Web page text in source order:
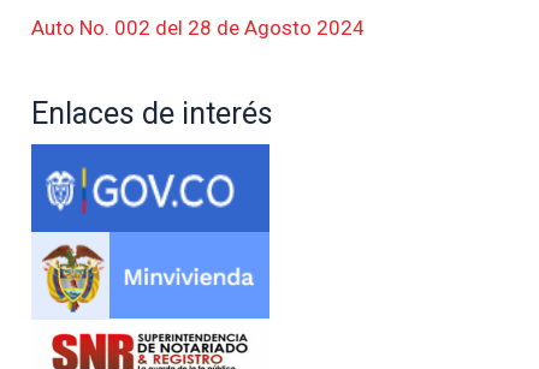
Auto No. 002 del 28 de Agosto 2024
Enlaces de interés